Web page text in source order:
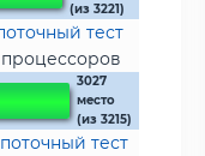
(из 3221)
тест
процессоров
3027
место
(из 3215)
тест